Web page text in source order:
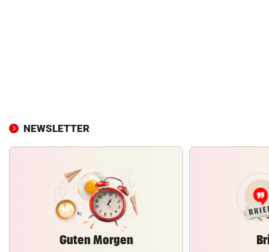
NEWSLETTER
Guten Morgen